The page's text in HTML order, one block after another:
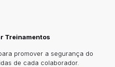
Treinamentos
promover a segurança do
de cada colaborador.